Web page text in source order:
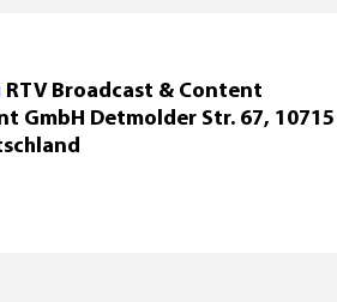
RTV Broadcast & Content
GmbH Detmolder Str. 67, 10715